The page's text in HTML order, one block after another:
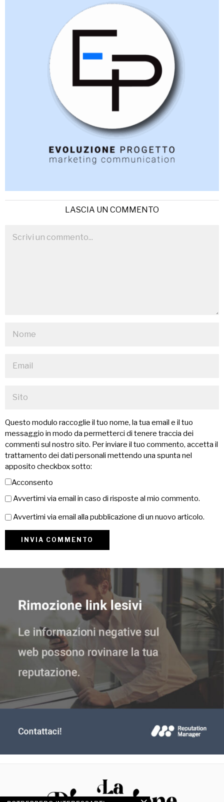
LASCIA UN COMMENTO
Questo modulo raccoglie il tuo nome, la tua email e il tuo
messaggio in modo da permetterci di tenere traccia dei
commenti sul nostro sito. Per inviare il tuo commento, accetta il
trattamento dei dati personali mettendo una spunta nel
apposito checkbox sotto:
Acconsento
Avvertimi via email in caso di risposte al mio commento.
Avvertimi via email alla pubblicazione di un nuovo articolo.